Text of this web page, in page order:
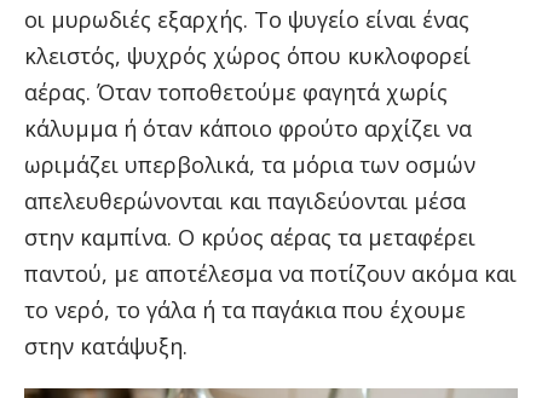
οι μυρωδιές εξαρχής. Το ψυγείο είναι ένας
κλειστός, ψυχρός χώρος όπου κυκλοφορεί
αέρας. Όταν τοποθετούμε φαγητά χωρίς
κάλυμμα ή όταν κάποιο φρούτο αρχίζει να
ωριμάζει υπερβολικά, τα μόρια των οσμών
απελευθερώνονται και παγιδεύονται μέσα
στην καμπίνα. Ο κρύος αέρας τα μεταφέρει
παντού, με αποτέλεσμα να ποτίζουν ακόμα και
το νερό, το γάλα ή τα παγάκια που έχουμε
στην κατάψυξη.